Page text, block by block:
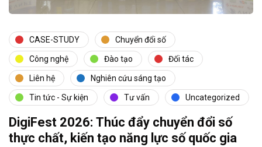
CASE-STUDY Chuyển đổi số
Công nghệ Đào tạo Đối tác
Liên hệ Nghiên cứu sáng tạo
Tin tức - Sự kiện Tư vấn Uncategorized
DigiFest 2026: Thúc đẩy chuyển đổi số
thực chất, kiến tạo năng lực số quốc gia